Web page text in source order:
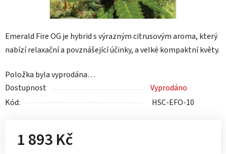
Emerald Fire OG je hybrid s výrazným citrusovým aroma, který
nabízí relaxační a povznášející účinky, a velké kompaktní květy.
Položka byla vyprodána…
Dostupnost
Vyprodáno
Kód:
HSC-EFO-10
1 893 Kč